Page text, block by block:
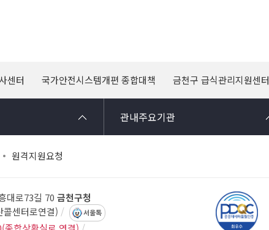
센터 국가안전시스템개편 종합대책 금천구 급식관리지원센터
관내주요기관
원격지원요청
대로73길 70 금천구청
센터로연결) 서울톡